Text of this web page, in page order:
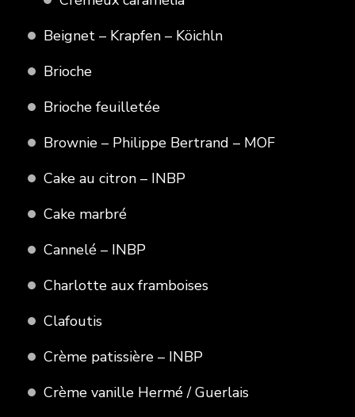
Beignet – Krapfen – Köichln
Brioche
Brioche feuilletée
Brownie – Philippe Bertrand – MOF
Cake au citron – INBP
Cake marbré
Cannelé – INBP
Charlotte aux framboises
Clafoutis
Crème patissière – INBP
Crème vanille Hermé / Guerlais